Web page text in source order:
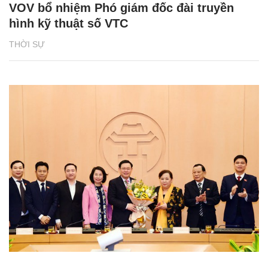
THỜI SỰ
VOV bổ nhiệm Phó giám đốc đài truyền
hình kỹ thuật số VTC